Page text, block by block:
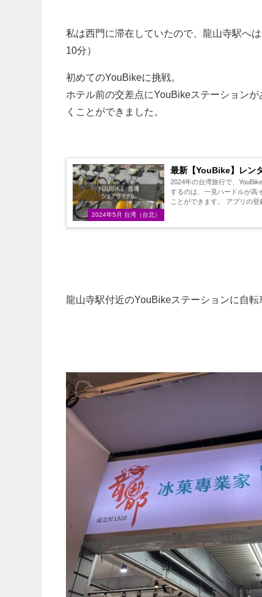
私は西門に滞在していたので、龍山寺駅へ
10分）
初めてのYouBikeに挑戦。
ホテル前の交差点にYouBikeステーション
くことができました。
2024年5月 台湾（台北）
最新【YouBike】レン
2024年の台湾旅行で、
するのは、一見ハードルが高
ことができます。 アプリの登
龍山寺駅付近のYouBikeステーションに自